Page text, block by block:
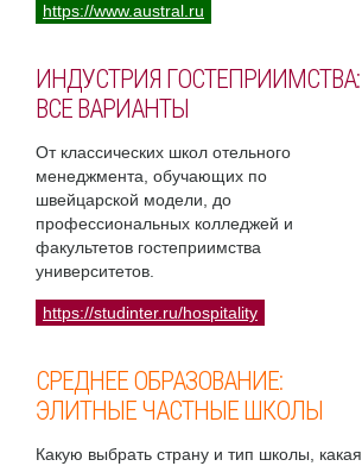
https://www.austral.ru
ИНДУСТРИЯ ГОСТЕПРИИМСТВА:
ВСЕ ВАРИАНТЫ
От классических школ отельного
менеджмента, обучающих по
швейцарской модели, до
профессиональных колледжей и
факультетов гостеприимства
университетов.
https://studinter.ru/hospitality
СРЕДНЕЕ ОБРАЗОВАНИЕ:
ЭЛИТНЫЕ ЧАСТНЫЕ ШКОЛЫ
Какую выбрать страну и тип школы, какая